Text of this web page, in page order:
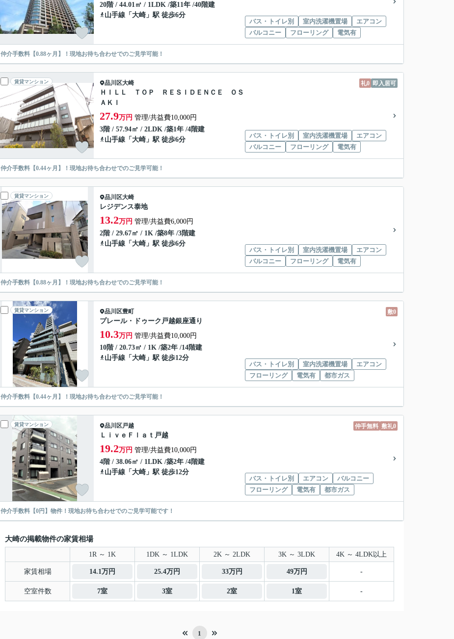
20階 / 44.01㎡ / 1LDK /築11年 /40階建
山手線 「 大崎 」駅 徒歩6分
バス・トイレ別
室内洗濯機置場
エアコン
バルコニー
フローリング 電気有
仲介手数料【0.88ヶ月】！現地お待ち合わせでのご見学可能！
賃貸マンション 礼0 即入居可
品川区大崎
ＨＩＬＬ ＴＯＰ ＲＥＳＩＤＥＮＣＥ ＯＳ
ＡＫＩ
27.9万円 管理/共益費10,000円
3階 / 57.94㎡ / 2LDK /築1年 /4階建
山手線 「 大崎 」駅 徒歩6分
バス・トイレ別 室内洗濯機置場
エアコン
バルコニー
フローリング 電気有
仲介手数料【0.44ヶ月】！現地お待ち合わせでのご見学可能！
賃貸マンション 品川区大崎
レジデンス泰地
13.2万円 管理/共益費6,000円
2階 / 29.67㎡ / 1K /築8年 /3階建
山手線 「 大崎 」駅 徒歩6分
バス・トイレ別
室内洗濯機置場
エアコン
バルコニー
フローリング 電気有
仲介手数料【0.88ヶ月】！現地お待ち合わせでのご見学可能！
賃貸マンション 敷0
品川区豊町
プレール・ドゥーク戸越銀座通り
10.3万円 管理/共益費10,000円
10階 / 20.73㎡ / 1K /築2年 /14階建
山手線 「 大崎 」駅 徒歩12分
バス・トイレ別
室内洗濯機置場
エアコン
フローリング
電気有 都市ガス
仲介手数料【0.44ヶ月】！現地お待ち合わせでのご見学可能！
賃貸マンション 仲手無料 敷礼0
品川区戸越
ＬｉｖｅＦｌａｔ戸越
19.2万円 管理/共益費10,000円
4階 / 38.06㎡ / 1LDK /築2年 /4階建
山手線 「 大崎 」駅 徒歩12分
バス・トイレ別
エアコン
バルコニー
フローリング
電気有 都市ガス
仲介手数料【0円】物件！現地お待ち合わせでのご見学可能です！
大崎の掲載物件の家賃相場
1R ～ 1K 1DK ～ 1LDK 2K ～ 2LDK 3K ～ 3LDK 4K ～ 4LDK以上
家賃相場 14.1万円 25.4万円 33万円 49万円 -
空室件数 7室 3室 2室 1室 -
1